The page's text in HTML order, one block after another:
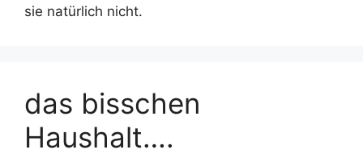
sie natürlich nicht.
das bisschen
Haushalt….